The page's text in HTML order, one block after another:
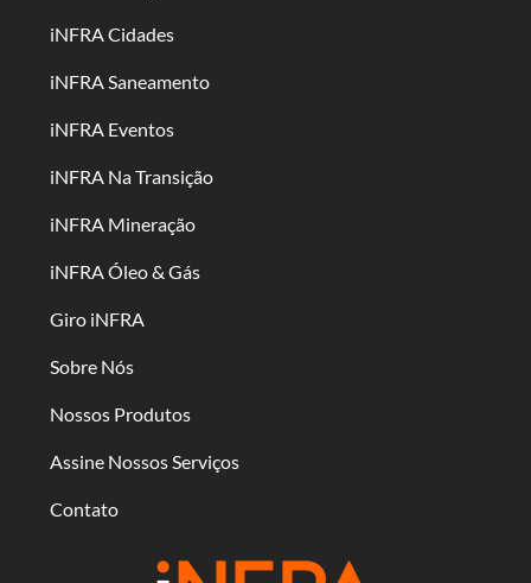
iNFRA Cidades
iNFRA Saneamento
iNFRA Eventos
iNFRA Na Transição
iNFRA Mineração
iNFRA Óleo & Gás
Giro iNFRA
Sobre Nós
Nossos Produtos
Assine Nossos Serviços
Contato